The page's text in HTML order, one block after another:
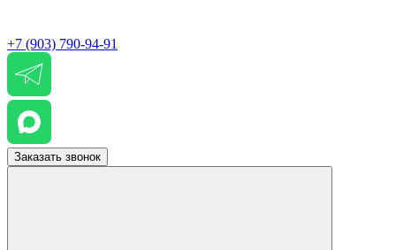
+7 (903) 790-94-91
Заказать звонок